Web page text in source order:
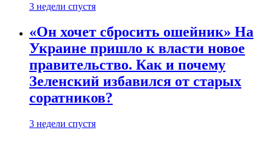
3 недели спустя
«Он хочет сбросить ошейник» На
Украине пришло к власти новое
правительство. Как и почему
Зеленский избавился от старых
соратников?
3 недели спустя